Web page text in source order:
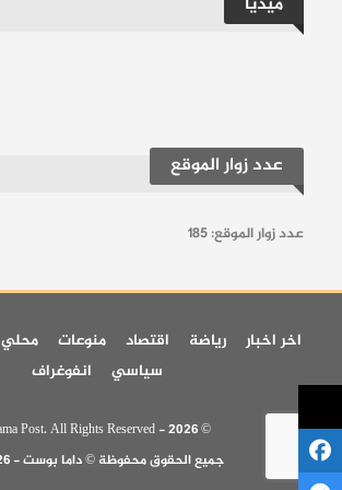
عدد زوار الموقع
عدد زوار الموقع:185
اخر اخبار رياضة اقتصاد منوعات محلي
سياسي
انفوغراف
© 2026 - Dama Post. All Rights Reserved.
جميع الحقوق محفوظة © داما بوست - 2026 -